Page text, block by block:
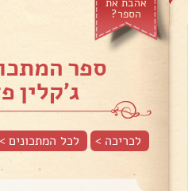
הספר?
ספר
ג'קלין
לכריכה > לכל המתכונים >